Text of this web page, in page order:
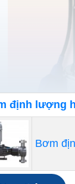
Đảm bảo
định lượng
Bơm